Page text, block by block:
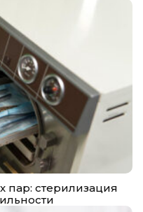
пар: стерилизация